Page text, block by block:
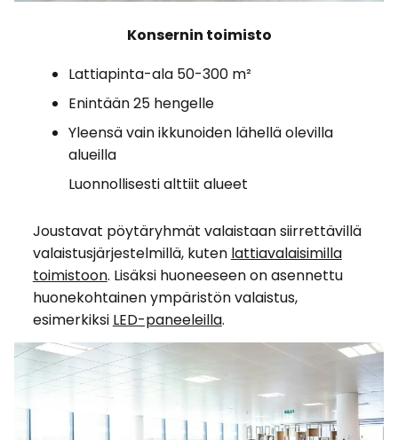
Konsernin toimisto
Lattiapinta-ala 50-300 m²
Enintään 25 hengelle
Yleensä vain ikkunoiden lähellä olevilla
alueilla
Luonnollisesti alttiit alueet
Joustavat pöytäryhmät valaistaan siirrettävillä
valaistusjärjestelmillä, kuten lattiavalaisimilla
toimistoon. Lisäksi huoneeseen on asennettu
huonekohtainen ympäristön valaistus,
esimerkiksi LED-paneeleilla.